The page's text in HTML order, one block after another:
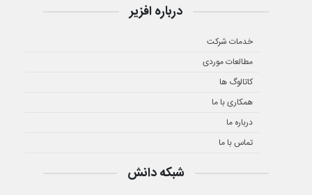
درباره افزیر
خدمات شرکت
مطالعات موردی
کاتالوگ ها
همکاری با ما
درباره ما
تماس با ما
شبکه دانش